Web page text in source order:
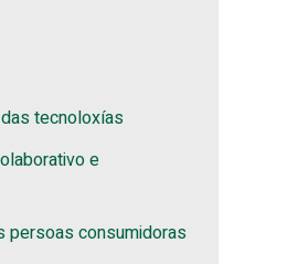
tecnoloxías
e
persoas consumidoras